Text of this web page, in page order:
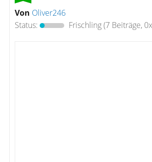
Von Oliver246
Status:
Frischling(7 Beiträge,